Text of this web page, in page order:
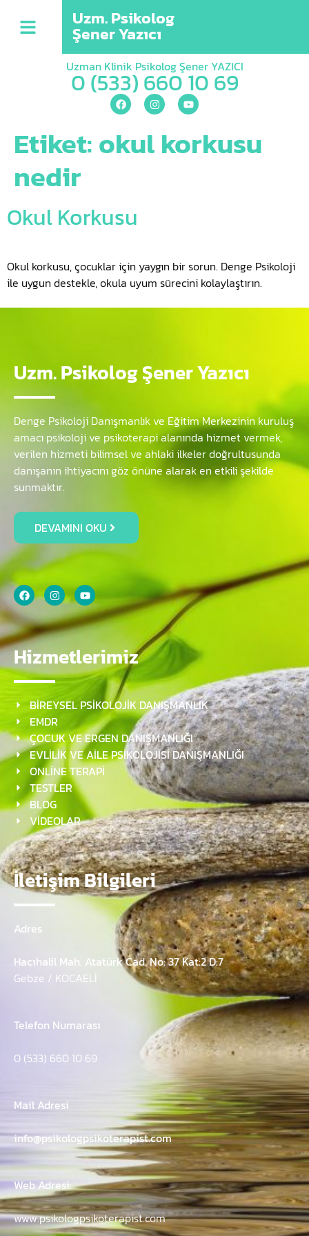
Uzm. Psikolog
Şener Yazıcı
Uzman Klinik Psikolog Şener YAZICI
0 (533) 660 10 69
Etiket:okul korkusu
nedir
Okul Korkusu
Okul korkusu, çocuklar için yaygın bir sorun. Denge Psikoloji
ile uygun destekle, okula uyum sürecini kolaylaştırın.
Uzm. Psikolog Şener Yazıcı
Denge Psikoloji Danışmanlık ve Eğitim Merkezinin kuruluş
amacı psikoloji ve psikoterapi alanında hizmet vermek,
verilen hizmeti bilimsel ve ahlaki ilkeler doğrultusunda
danışanın ihtiyacını göz önüne alarak en etkili şekilde
sunmaktır.
DEVAMINI OKU
Hizmetlerimiz
BİREYSEL PSİKOLOJİK DANIŞMANLIK
EMDR
ÇOCUK VE ERGEN DANIŞMANLIĞI
EVLİLİK VE AİLE PSİKOLOJİSİ DANIŞMANLIĞI
ONLİNE TERAPİ
TESTLER
BLOG
VİDEOLAR
İletişim Bilgileri
Adres
Hacıhalil Mah. Atatürk Cad. No: 37 Kat:2 D:7
Gebze / KOCAELİ
Telefon Numarası
0 (533) 660 10 69
Mail Adresi
info@psikologpsikoterapist.com
Web Adresi:
www.psikologpsikoterapist.com